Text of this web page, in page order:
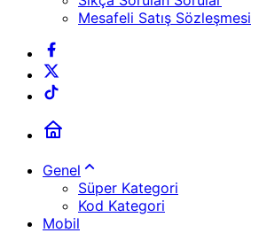
Mesafeli Satış Sözleşmesi
Genel
Süper Kategori
Kod Kategori
Mobil